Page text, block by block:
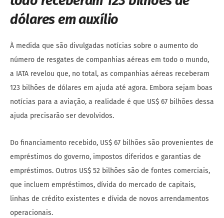
dólares em auxílio
À medida que são divulgadas notícias sobre o aumento do
número de resgates de companhias aéreas em todo o mundo,
a IATA revelou que, no total, as companhias aéreas receberam
123 bilhões de dólares em ajuda até agora. Embora sejam boas
notícias para a aviação, a realidade é que US$ 67 bilhões dessa
ajuda precisarão ser devolvidos.
Do financiamento recebido, US$ 67 bilhões são provenientes de
empréstimos do governo, impostos diferidos e garantias de
empréstimos. Outros US$ 52 bilhões são de fontes comerciais,
que incluem empréstimos, dívida do mercado de capitais,
linhas de crédito existentes e dívida de novos arrendamentos
operacionais.